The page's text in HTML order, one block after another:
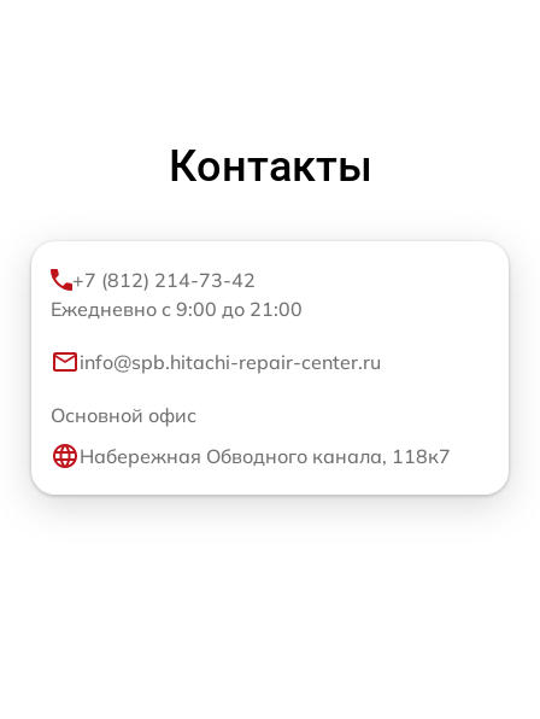
Контакты
+7 (812) 214-73-42
Ежедневно с 9:00 до 21:00
info@spb.hitachi-repair-center.ru
Основной офис
Набережная Обводного канала, 118к7